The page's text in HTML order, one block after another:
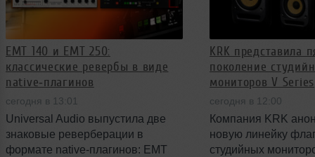
набор разъёмов
мобильных
начнутся в
цене £303.00.
EMT 140 и EMT 250:
классические ревербы в виде
native‑плагинов
сегодня в 13:01
Universal Audio выпустила две
знаковые реверберации в
формате native‑плагинов: EMT
KRK представила
поколение
мониторов V Series
сегодня в 12:00
Компания KRK
новую линейку
студийных